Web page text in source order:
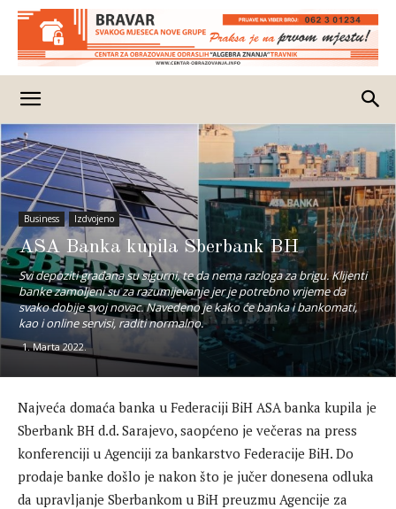
Business Izdvojeno
ASA Banka kupila Sberbank BH
Svi depoziti građana su sigurni, te da nema razloga za brigu. Klijenti
banke zamoljeni su za razumijevanje jer je potrebno vrijeme da
svako dobije svoj novac. Navedeno je kako će banka i bankomati,
kao i online servisi, raditi normalno.
1. Marta 2022.
Najveća domaća banka u Federaciji BiH ASA banka kupila je
Sberbank BH d.d. Sarajevo, saopćeno je večeras na press
konferenciji u Agenciji za bankarstvo Federacije BiH. Do
prodaje banke došlo je nakon što je jučer donesena odluka
da upravljanje Sberbankom u BiH preuzmu Agencije za